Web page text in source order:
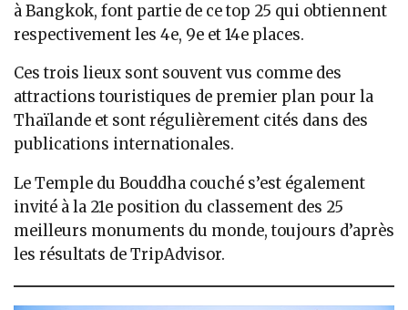
à Bangkok, font partie de ce top 25 qui obtiennent
respectivement les 4e, 9e et 14e places.
Ces trois lieux sont souvent vus comme des
attractions touristiques de premier plan pour la
Thaïlande et sont régulièrement cités dans des
publications internationales.
Le Temple du Bouddha couché s’est également
invité à la 21e position du classement des 25
meilleurs monuments du monde, toujours d’après
les résultats de TripAdvisor.